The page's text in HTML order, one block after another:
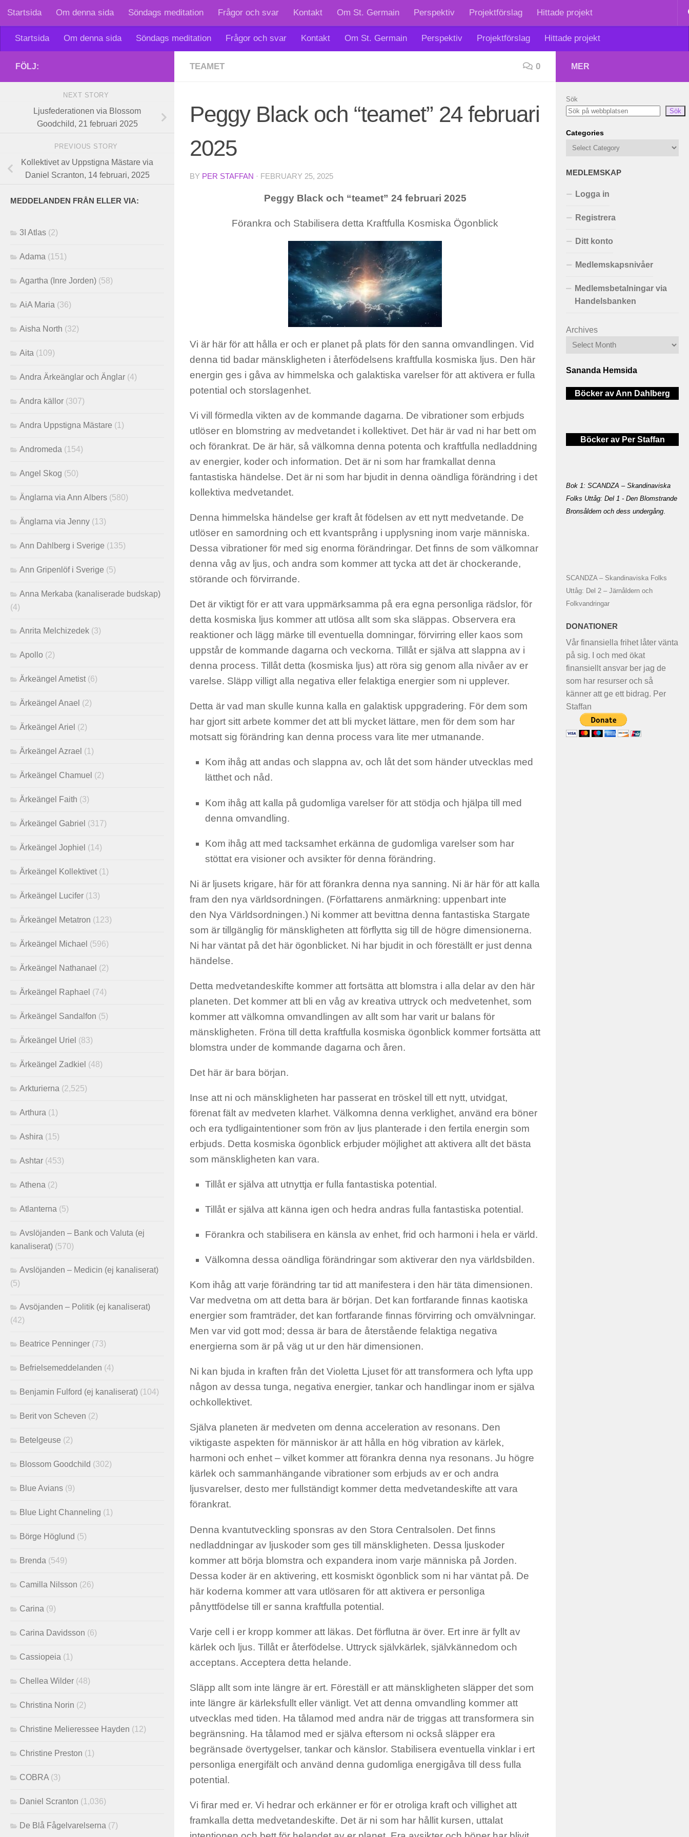
Skip to content
Startsida Om denna sida Söndags meditation Frågor och svar Kontakt Om St. Germain Perspektiv Projektförslag Hittade projekt
Startsida Om denna sida Söndags meditation Frågor och svar Kontakt Om St. Germain Perspektiv Projektförslag Hittade projekt
TEAMET 0
Peggy Black och “teamet” 24 februari
2025
BY PER STAFFAN · FEBRUARY 25, 2025
Peggy Black och “teamet” 24 februari 2025
Förankra och Stabilisera detta Kraftfulla Kosmiska Ögonblick
Vi är här för att hålla er och er planet på plats för den sanna omvandlingen. Vid
denna tid badar mänskligheten i återfödelsens kraftfulla kosmiska ljus. Den här
energin ges i gåva av himmelska och galaktiska varelser för att aktivera er fulla
potential och storslagenhet.
Vi vill förmedla vikten av de kommande dagarna. De vibrationer som erbjuds
utlöser en blomstring av medvetandet i kollektivet. Det här är vad ni har bett om
och förankrat. De är här, så välkomna denna potenta och kraftfulla nedladdning
av energier, koder och information. Det är ni som har framkallat denna
fantastiska händelse. Det är ni som har bjudit in denna oändliga förändring i det
kollektiva medvetandet.
Denna himmelska händelse ger kraft åt födelsen av ett nytt medvetande. De
utlöser en samordning och ett kvantsprång i upplysning inom varje människa.
Dessa vibrationer för med sig enorma förändringar. Det finns de som välkomnar
denna våg av ljus, och andra som kommer att tycka att det är chockerande,
störande och förvirrande.
Det är viktigt för er att vara uppmärksamma på era egna personliga rädslor, för
detta kosmiska ljus kommer att utlösa allt som ska släppas. Observera era
reaktioner och lägg märke till eventuella domningar, förvirring eller kaos som
uppstår de kommande dagarna och veckorna. Tillåt er själva att slappna av i
denna process. Tillåt detta (kosmiska ljus) att röra sig genom alla nivåer av er
varelse. Släpp villigt alla negativa eller felaktiga energier som ni upplever.
Detta är vad man skulle kunna kalla en galaktisk uppgradering. För dem som
har gjort sitt arbete kommer det att bli mycket lättare, men för dem som har
motsatt sig förändring kan denna process vara lite mer utmanande.
Kom ihåg att andas och slappna av, och låt det som händer utvecklas med
lätthet och nåd.
Kom ihåg att kalla på gudomliga varelser för att stödja och hjälpa till med
denna omvandling.
Kom ihåg att med tacksamhet erkänna de gudomliga varelser som har
stöttat era visioner och avsikter för denna förändring.
Ni är ljusets krigare, här för att förankra denna nya sanning. Ni är här för att kalla
fram den nya världsordningen. (Författarens anmärkning: uppenbart inte
den Nya Världsordningen.) Ni kommer att bevittna denna fantastiska Stargate
som är tillgänglig för mänskligheten att förflytta sig till de högre dimensionerna.
Ni har väntat på det här ögonblicket. Ni har bjudit in och föreställt er just denna
händelse.
Detta medvetandeskifte kommer att fortsätta att blomstra i alla delar av den här
planeten. Det kommer att bli en våg av kreativa uttryck och medvetenhet, som
kommer att välkomna omvandlingen av allt som har varit ur balans för
mänskligheten. Fröna till detta kraftfulla kosmiska ögonblick kommer fortsätta att
blomstra under de kommande dagarna och åren.
Det här är bara början.
Inse att ni och mänskligheten har passerat en tröskel till ett nytt, utvidgat,
förenat fält av medveten klarhet. Välkomna denna verklighet, använd era böner
och era tydligaintentioner som frön av ljus planterade i den fertila energin som
erbjuds. Detta kosmiska ögonblick erbjuder möjlighet att aktivera allt det bästa
som mänskligheten kan vara.
Tillåt er själva att utnyttja er fulla fantastiska potential.
Tillåt er själva att känna igen och hedra andras fulla fantastiska potential.
Förankra och stabilisera en känsla av enhet, frid och harmoni i hela er värld.
Välkomna dessa oändliga förändringar som aktiverar den nya världsbilden.
Kom ihåg att varje förändring tar tid att manifestera i den här täta dimensionen.
Var medvetna om att detta bara är början. Det kan fortfarande finnas kaotiska
energier som framträder, det kan fortfarande finnas förvirring och omvälvningar.
Men var vid gott mod; dessa är bara de återstående felaktiga negativa
energierna som är på väg ut ur den här dimensionen.
Ni kan bjuda in kraften från det Violetta Ljuset för att transformera och lyfta upp
någon av dessa tunga, negativa energier, tankar och handlingar inom er själva
ochkollektivet.
Själva planeten är medveten om denna acceleration av resonans. Den
viktigaste aspekten för människor är att hålla en hög vibration av kärlek,
harmoni och enhet – vilket kommer att förankra denna nya resonans. Ju högre
kärlek och sammanhängande vibrationer som erbjuds av er och andra
ljusvarelser, desto mer fullständigt kommer detta medvetandeskifte att vara
förankrat.
Denna kvantutveckling sponsras av den Stora Centralsolen. Det finns
nedladdningar av ljuskoder som ges till mänskligheten. Dessa ljuskoder
kommer att börja blomstra och expandera inom varje människa på Jorden.
Dessa koder är en aktivering, ett kosmiskt ögonblick som ni har väntat på. De
här koderna kommer att vara utlösaren för att aktivera er personliga
pånyttfödelse till er sanna kraftfulla potential.
Varje cell i er kropp kommer att läkas. Det förflutna är över. Ert inre är fyllt av
kärlek och ljus. Tillåt er återfödelse. Uttryck självkärlek, självkännedom och
acceptans. Acceptera detta helande.
Släpp allt som inte längre är ert. Föreställ er att mänskligheten släpper det som
inte längre är kärleksfullt eller vänligt. Vet att denna omvandling kommer att
utvecklas med tiden. Ha tålamod med andra när de triggas att transformera sin
begränsning. Ha tålamod med er själva eftersom ni också släpper era
begränsade övertygelser, tankar och känslor. Stabilisera eventuella vinklar i ert
personliga energifält och använd denna gudomliga energigåva till dess fulla
potential.
Vi firar med er. Vi hedrar och erkänner er för er otroliga kraft och villighet att
framkalla detta medvetandeskifte. Det är ni som har hållit kursen, uttalat
FÖLJ:
NEXT STORY
Ljusfederationen via Blossom
Goodchild, 21 februari 2025
PREVIOUS STORY
Kollektivet av Uppstigna Mästare via
Daniel Scranton, 14 februari, 2025
MEDDELANDEN FRÅN ELLER VIA:
3I Atlas (2)
Adama (151)
Agartha (Inre Jorden) (58)
AiA Maria (36)
Aisha North (32)
Aita (109)
Andra Ärkeänglar och Änglar (4)
Andra källor (307)
Andra Uppstigna Mästare (1)
Andromeda (154)
Angel Skog (50)
Änglarna via Ann Albers (580)
Änglarna via Jenny (13)
Ann Dahlberg i Sverige (135)
Ann Gripenlöf i Sverige (5)
Anna Merkaba (kanaliserade budskap)
(4)
Anrita Melchizedek (3)
Apollo (2)
Ärkeängel Ametist (6)
Ärkeängel Anael (2)
Ärkeängel Ariel (2)
Ärkeängel Azrael (1)
Ärkeängel Chamuel (2)
Ärkeängel Faith (3)
Ärkeängel Gabriel (317)
Ärkeängel Jophiel (14)
Ärkeängel Kollektivet (1)
Ärkeängel Lucifer (13)
Ärkeängel Metatron (123)
Ärkeängel Michael (596)
Ärkeängel Nathanael (2)
Ärkeängel Raphael (74)
Ärkeängel Sandalfon (5)
Ärkeängel Uriel (83)
Ärkeängel Zadkiel (48)
Arkturierna (2,525)
Arthura (1)
Ashira (15)
Ashtar (453)
Athena (2)
Atlanterna (5)
Avslöjanden – Bank och Valuta (ej
kanaliserat) (570)
Avslöjanden – Medicin (ej kanaliserat)
(5)
Avsöjanden – Politik (ej kanaliserat)
(42)
Beatrice Penninger (73)
Befrielsemeddelanden (4)
Benjamin Fulford (ej kanaliserat) (104)
Berit von Scheven (2)
Betelgeuse (2)
Blossom Goodchild (302)
Blue Avians (9)
Blue Light Channeling (1)
Börge Höglund (5)
Brenda (549)
Camilla Nilsson (26)
Carina (9)
Carina Davidsson (6)
Cassiopeia (1)
Chellea Wilder (48)
Christina Norin (2)
Christine Melieressee Hayden (12)
Christine Preston (1)
COBRA (3)
Daniel Scranton (1,036)
De Blå Fågelvarelserna (7)
MER
Sök
Sök
Categories
MEDLEMSKAP
Logga in
Registrera
Ditt konto
Medlemskapsnivåer
Medlemsbetalningar via
Handelsbanken
Archives
Sananda Hemsida
Böcker av Ann Dahlberg
Böcker av Per Staffan
Bok 1: SCANDZA – Skandinaviska
Folks Uttåg: Del 1 - Den Blomstrande
Bronsåldern och dess undergång.
SCANDZA – Skandinaviska Folks
Uttåg: Del 2 – Järnåldern och
Folkvandringar
DONATIONER
Vår finansiella frihet låter vänta
på sig. I och med ökat
finansiellt ansvar ber jag de
som har resurser och så
känner att ge ett bidrag. Per
Staffan